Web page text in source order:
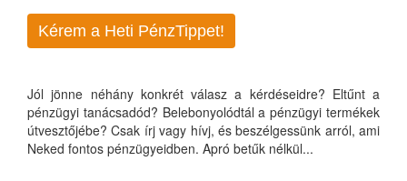
Kérem a Heti PénzTippet!
Jól jönne néhány konkrét válasz a kérdéseidre? Eltűnt a
pénzügyi tanácsadód? Belebonyolódtál a pénzügyi termékek
útvesztőjébe? Csak írj vagy hívj, és beszélgessünk arról, ami
Neked fontos pénzügyeidben. Apró betűk nélkül...